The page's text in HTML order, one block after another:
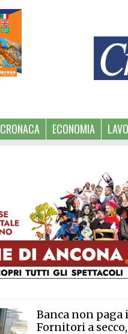
CRONACA ECONOMIA
Banca non paga
Fornitori a